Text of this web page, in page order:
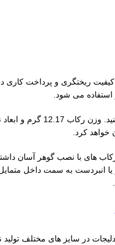
کرد.
های با نصب گوهر آسان
و یا انبردست به سمت
در سایز های مختلف